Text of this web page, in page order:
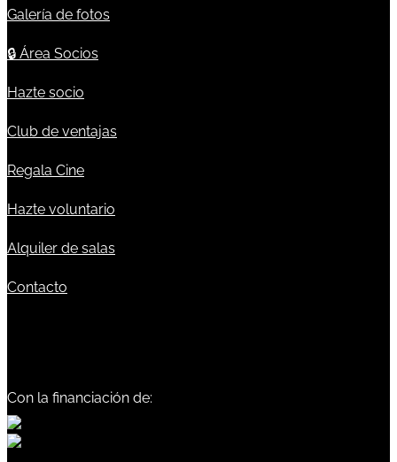
Galería de fotos
🔒 Área Socios
Hazte socio
Club de ventajas
Regala Cine
Hazte voluntario
Alquiler de salas
Contacto
Con la financiación de: